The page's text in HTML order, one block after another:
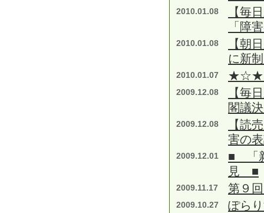
2010.01.08
【毎
「障
2010.01.08
【朝
に新
2010.01.07 ★☆★
2009.12.08
【毎
閣議
2009.12.08
【読
害の
2009.12.01
■ 「
見 ■
2009.11.17 第９
2009.10.27 ぽら